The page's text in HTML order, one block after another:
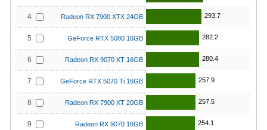
4 Radeon RX 7900 XTX 24GB 293.7
5 GeForce RTX 5080 16GB 282.2
6 Radeon RX 9070 XT 16GB 280.4
7 GeForce RTX 5070 Ti 16GB 257.9
8 Radeon RX 7900 XT 20GB 257.5
9 Radeon RX 9070 16GB 254.1